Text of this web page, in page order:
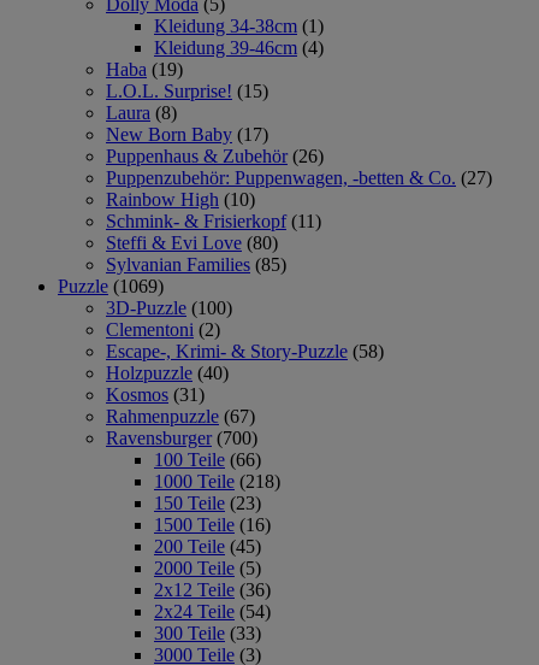
Kleidung 34-38cm (1)
Kleidung 39-46cm (4)
Haba (19)
L.O.L. Surprise! (15)
Laura (8)
New Born Baby (17)
Puppenhaus & Zubehör (26)
Puppenzubehör: Puppenwagen, -betten & Co. (27)
Rainbow High (10)
Schmink- & Frisierkopf (11)
Steffi & Evi Love (80)
Sylvanian Families (85)
Puzzle (1069)
3D-Puzzle (100)
Clementoni (2)
Escape-, Krimi- & Story-Puzzle (58)
Holzpuzzle (40)
Kosmos (31)
Rahmenpuzzle (67)
Ravensburger (700)
100 Teile (66)
1000 Teile (218)
150 Teile (23)
1500 Teile (16)
200 Teile (45)
2000 Teile (5)
2x12 Teile (36)
2x24 Teile (54)
300 Teile (33)
3000 Teile (3)